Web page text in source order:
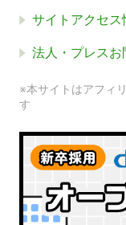
サイトアクセス
法人・プレスお
※本サイトはアフィ
す